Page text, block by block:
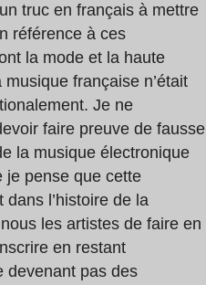
truc en français à mettre
référence à ces
la mode et la haute
française n’était
Je ne
faire preuve de fausse
la musique électronique
je pense que cette
dans l’histoire de la
les artistes de faire en
en restant
devenant pas des